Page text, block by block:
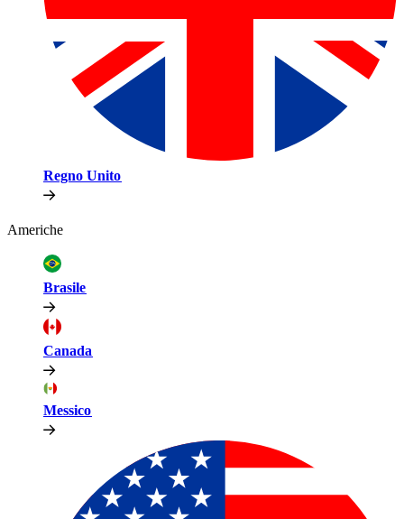
Regno Unito​​
Americhe​​
Brasile​​
Canada​​
Messico​​